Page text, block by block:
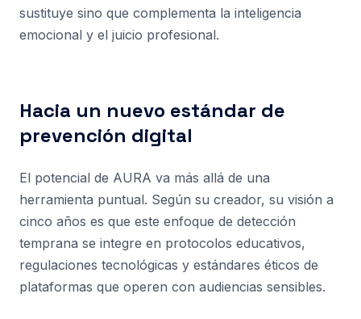
sustituye sino que complementa la inteligencia
emocional y el juicio profesional.
Hacia un nuevo estándar de
prevención digital
El potencial de AURA va más allá de una
herramienta puntual. Según su creador, su visión a
cinco años es que este enfoque de detección
temprana se integre en protocolos educativos,
regulaciones tecnológicas y estándares éticos de
plataformas que operen con audiencias sensibles.